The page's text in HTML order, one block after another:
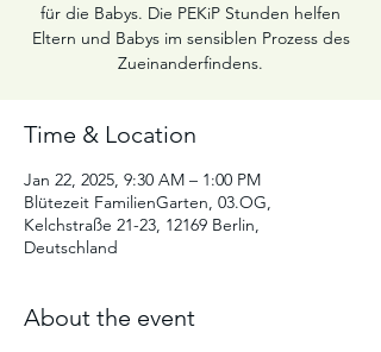
für die Babys. Die PEKiP Stunden helfen
Eltern und Babys im sensiblen Prozess des
Zueinanderfindens.
Time & Location
Jan 22, 2025, 9:30 AM – 1:00 PM
Blütezeit FamilienGarten, 03.OG,
Kelchstraße 21-23, 12169 Berlin,
Deutschland
About the event